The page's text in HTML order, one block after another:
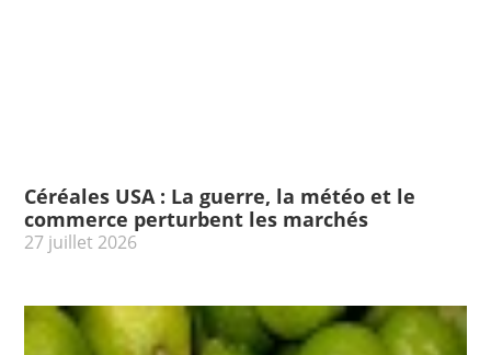
Céréales USA : La guerre, la météo et le
commerce perturbent les marchés
27 juillet 2026